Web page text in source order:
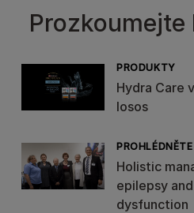
Prozkoumejte
PRODUKTY
Hydra Care
losos
Holistic
epilepsy
dysfunction